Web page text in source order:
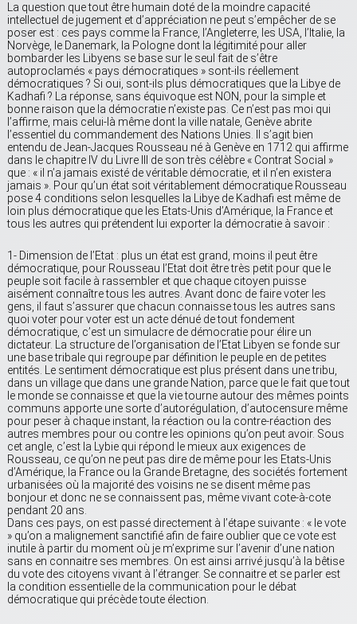
La question que tout être humain doté de la moindre capacité
intellectuel de jugement et d’appréciation ne peut s’empêcher de se
poser est : ces pays comme la France, l’Angleterre, les USA, l’Italie, la
Norvège, le Danemark, la Pologne dont la légitimité pour aller
bombarder les Libyens se base sur le seul fait de s’être
autoproclamés « pays démocratiques » sont-ils réellement
démocratiques ? Si oui, sont-ils plus démocratiques que la Libye de
Kadhafi ? La réponse, sans équivoque est NON, pour la simple et
bonne raison que la démocratie n’existe pas. Ce n’est pas moi qui
l’affirme, mais celui-là même dont la ville natale, Genève abrite
l’essentiel du commandement des Nations Unies. Il s’agit bien
entendu de Jean-Jacques Rousseau né à Genève en 1712 qui affirme
dans le chapitre IV du Livre III de son très célèbre « Contrat Social »
que : « il n’a jamais existé de véritable démocratie, et il n’en existera
jamais ». Pour qu’un état soit véritablement démocratique Rousseau
pose 4 conditions selon lesquelles la Libye de Kadhafi est même de
loin plus démocratique que les Etats-Unis d’Amérique, la France et
tous les autres qui prétendent lui exporter la démocratie à savoir :
1- Dimension de l’Etat : plus un état est grand, moins il peut être
démocratique, pour Rousseau l’Etat doit être très petit pour que le
peuple soit facile à rassembler et que chaque citoyen puisse
aisément connaître tous les autres. Avant donc de faire voter les
gens, il faut s’assurer que chacun connaisse tous les autres sans
quoi voter pour voter est un acte dénué de tout fondement
démocratique, c’est un simulacre de démocratie pour élire un
dictateur. La structure de l’organisation de l’Etat Libyen se fonde sur
une base tribale qui regroupe par définition le peuple en de petites
entités. Le sentiment démocratique est plus présent dans une tribu,
dans un village que dans une grande Nation, parce que le fait que tout
le monde se connaisse et que la vie tourne autour des mêmes points
communs apporte une sorte d’autorégulation, d’autocensure même
pour peser à chaque instant, la réaction ou la contre-réaction des
autres membres pour ou contre les opinions qu’on peut avoir. Sous
cet angle, c’est la Lybie qui répond le mieux aux exigences de
Rousseau, ce qu’on ne peut pas dire de même pour les Etats-Unis
d’Amérique, la France ou la Grande Bretagne, des sociétés fortement
urbanisées où la majorité des voisins ne se disent même pas
bonjour et donc ne se connaissent pas, même vivant cote-à-cote
pendant 20 ans.
Dans ces pays, on est passé directement à l’étape suivante : « le vote
» qu’on a malignement sanctifié afin de faire oublier que ce vote est
inutile à partir du moment où je m’exprime sur l’avenir d’une nation
sans en connaitre ses membres. On est ainsi arrivé jusqu’à la bêtise
du vote des citoyens vivant à l’étranger. Se connaitre et se parler est
la condition essentielle de la communication pour le débat
démocratique qui précède toute élection.